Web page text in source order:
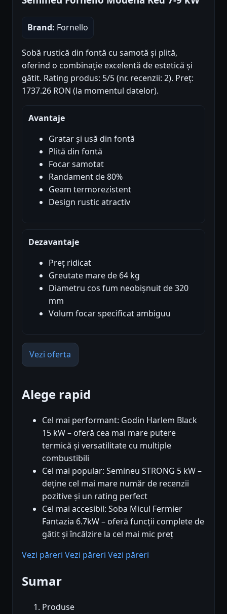
Brand: Fornello
Sobă rustică din fontă cu samotă și plită,
oferind o combinație excelentă de estetică și
gătit. Rating produs: 5/5 (nr. recenzii: 2). Preț:
1737.26 RON (la momentul datelor).
Avantaje
Gratar și usă din fontă
Plită din fontă
Focar samotat
Randament de 80%
Geam termorezistent
Design rustic atractiv
Dezavantaje
Preț ridicat
Greutate mare de 64 kg
Diametru cos fum neobișnuit de 320
mm
Volum focar specificat ambiguu
Vezi oferta
Alege rapid
Cel mai performant: Godin Harlem Black
15 kW – oferă cea mai mare putere
termică și versatilitate cu multiple
combustibili
Cel mai popular: Semineu STRONG 5 kW –
deține cel mai mare număr de recenzii
pozitive și un rating perfect
Cel mai accesibil: Soba Micul Fermier
Fantazia 6.7kW – oferă funcții complete de
gătit și încălzire la cel mai mic preț
Vezi păreri Vezi păreri Vezi păreri
Sumar
Produse